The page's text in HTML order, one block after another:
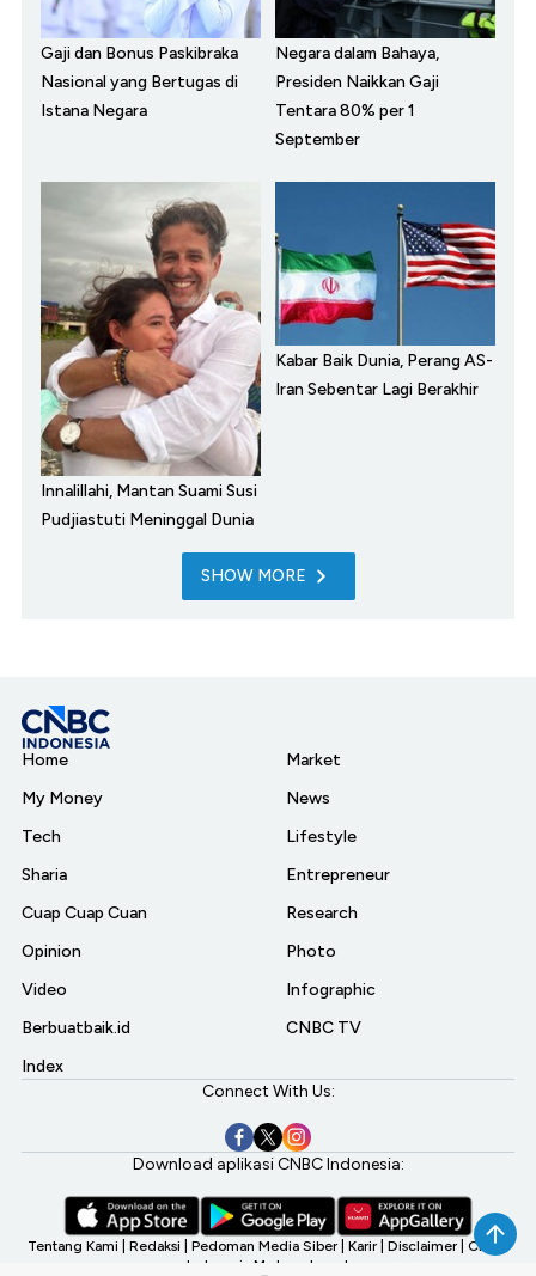
Gaji dan Bonus Paskibraka
Nasional yang Bertugas di
Istana Negara
Negara dalam Bahaya,
Presiden Naikkan Gaji
Tentara 80% per 1
September
Innalillahi, Mantan Suami Susi
Pudjiastuti Meninggal Dunia
Kabar Baik Dunia, Perang AS-
Iran Sebentar Lagi Berakhir
SHOW MORE
Home
My Money
Tech
Sharia
Cuap Cuap Cuan
Opinion
Video
Berbuatbaik.id
Index
Market
News
Lifestyle
Entrepreneur
Research
Photo
Infographic
CNBC TV
Connect With Us:
Download aplikasi CNBC Indonesia:
Tentang Kami Redaksi Pedoman Media Siber Karir Disclaimer CNBC
Indonesia My Investment